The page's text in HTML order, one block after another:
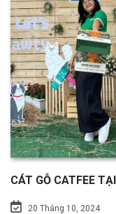
bé mèo môi trường
trợ miễn phí một năm
House - Nay là W
CÁT GỖ CATFEE
20 Tháng 10, 2024